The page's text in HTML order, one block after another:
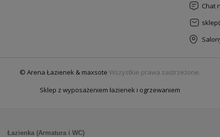
Chat
© Arena Łazienek & maxsote Wszystkie prawa zastrzeżone.
Sklep z wyposażeniem łazienek i ogrzewaniem
Łazienka (Armatura i WC)